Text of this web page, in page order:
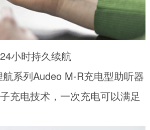
小时持久续航
航系列Audeo M-R充电型助听器
充电技术，一次充电可以满足